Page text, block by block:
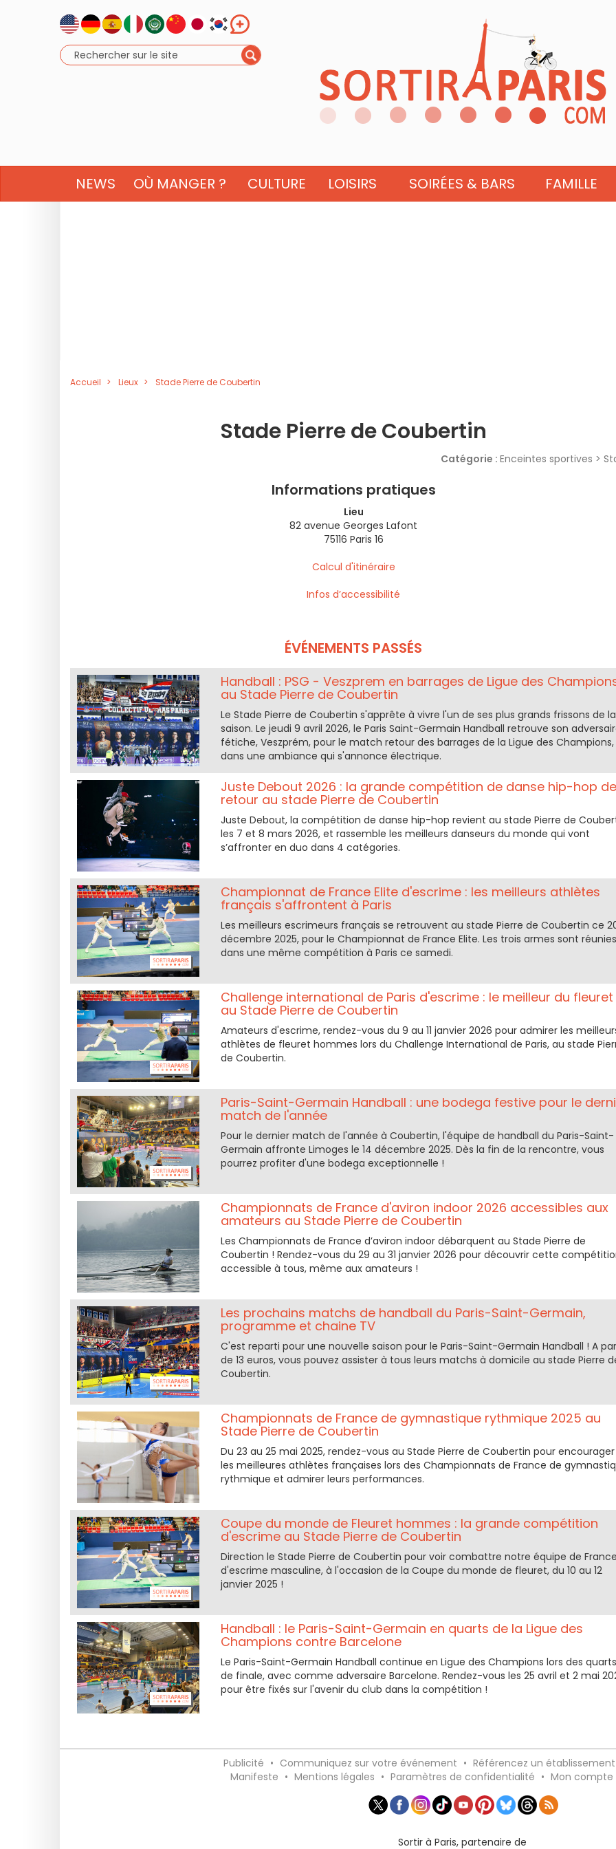
NEWS OÙ MANGER ? CULTURE LOISIRS SOIRÉES & BARS FAMILLE
Accueil Lieux Stade Pierre de Coubertin
Stade Pierre de Coubertin
Catégorie : Enceintes sportives >
Informations pratiques
Lieu
82 avenue Georges Lafont
75116 Paris 16
Calcul d'itinéraire
Infos d’accessibilité
ÉVÉNEMENTS PASSÉS
Handball : PSG - Veszprem en barrages de Ligue des
au Stade Pierre de Coubertin
Le Stade Pierre de Coubertin s'apprête à vivre l'un de ses plus grands frissons de la
saison. Le jeudi 9 avril 2026, le Paris Saint-Germain Handball retrouve son
fétiche, Veszprém, pour le match retour des barrages de la Ligue des Champions,
dans une ambiance qui s'annonce électrique.
Juste Debout 2026 : la grande compétition de danse hip-hop de
retour au stade Pierre de Coubertin
Juste Debout, la compétition de danse hip-hop revient au stade Pierre de
les 7 et 8 mars 2026, et rassemble les meilleurs danseurs du monde qui vont
s’affronter en duo dans 4 catégories.
Championnat de France Elite d'escrime : les meilleurs athlètes
français s'affrontent à Paris
Les meilleurs escrimeurs français se retrouvent au stade Pierre de Coubertin ce
décembre 2025, pour le Championnat de France Elite. Les trois armes sont réunies
dans une même compétition à Paris ce samedi.
Challenge international de Paris d'escrime : le meilleur du fleuret
au Stade Pierre de Coubertin
Amateurs d'escrime, rendez-vous du 9 au 11 janvier 2026 pour admirer les
athlètes de fleuret hommes lors du Challenge International de Paris, au stade
de Coubertin.
Paris-Saint-Germain Handball : une bodega festive pour le
match de l'année
Pour le dernier match de l'année à Coubertin, l'équipe de handball du Paris-Saint-
Germain affronte Limoges le 14 décembre 2025. Dès la fin de la rencontre, vous
pourrez profiter d'une bodega exceptionnelle !
Championnats de France d'aviron indoor 2026 accessibles aux
amateurs au Stade Pierre de Coubertin
Les Championnats de France d’aviron indoor débarquent au Stade Pierre de
Coubertin ! Rendez-vous du 29 au 31 janvier 2026 pour découvrir cette
accessible à tous, même aux amateurs !
Les prochains matchs de handball du Paris-Saint-Germain,
programme et chaine TV
C'est reparti pour une nouvelle saison pour le Paris-Saint-Germain Handball ! A
de 13 euros, vous pouvez assister à tous leurs matchs à domicile au stade Pierre
Coubertin.
Championnats de France de gymnastique rythmique 2025 au
Stade Pierre de Coubertin
Du 23 au 25 mai 2025, rendez-vous au Stade Pierre de Coubertin pour encourager
les meilleures athlètes françaises lors des Championnats de France de
rythmique et admirer leurs performances.
Coupe du monde de Fleuret hommes : la grande compétition
d'escrime au Stade Pierre de Coubertin
Direction le Stade Pierre de Coubertin pour voir combattre notre équipe de France
d'escrime masculine, à l'occasion de la Coupe du monde de fleuret, du 10 au 12
janvier 2025 !
Handball : le Paris-Saint-Germain en quarts de la Ligue des
Champions contre Barcelone
Le Paris-Saint-Germain Handball continue en Ligue des Champions lors des quarts
de finale, avec comme adversaire Barcelone. Rendez-vous les 25 avril et 2 mai
pour être fixés sur l'avenir du club dans la compétition !
Publicité • Communiquez sur votre événement • Référencez un établissement
Manifeste • Mentions légales • Paramètres de confidentialité • Mon compte
Sortir à Paris, partenaire de